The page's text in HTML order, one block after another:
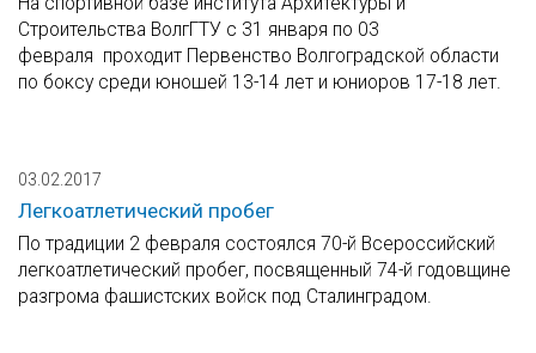
Строительства ВолгГТУ с 31 января по 03
февраля проходит Первенство Волгоградской области
по боксу среди юношей 13-14 лет и юниоров 17-18 лет.
03.02.2017
Легкоатлетический пробег
По традиции 2 февраля состоялся 70-й Всероссийский
легкоатлетический пробег, посвященный 74-й годовщине
разгрома фашистских войск под Сталинградом.